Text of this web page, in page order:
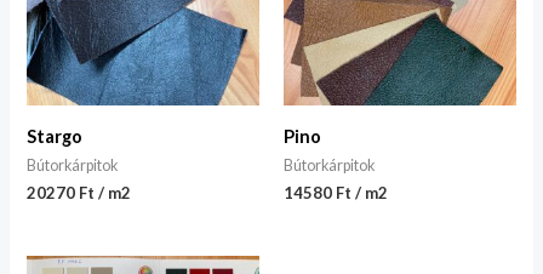
Stargo
Bútorkárpitok
20270 Ft / m2
Pino
Bútorkárpitok
14580 Ft / m2